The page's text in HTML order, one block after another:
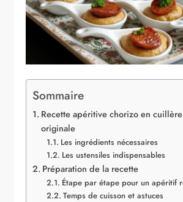
Sommaire
Recette apéritive chorizo en
originale
Les ingrédients nécessaires
Les ustensiles indispensables
Préparation de la recette
Étape par étape pour un apéritif
Temps de cuisson et astuces